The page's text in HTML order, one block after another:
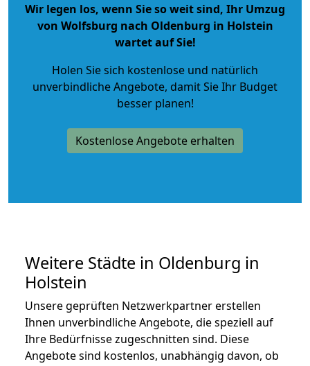
Wir legen los, wenn Sie so weit sind, Ihr Umzug
von Wolfsburg nach Oldenburg in Holstein
wartet auf Sie!
Holen Sie sich kostenlose und natürlich
unverbindliche Angebote, damit Sie Ihr Budget
besser planen!
Kostenlose Angebote erhalten
Weitere Städte in Oldenburg in
Holstein
Unsere geprüften Netzwerkpartner erstellen
Ihnen unverbindliche Angebote, die speziell auf
Ihre Bedürfnisse zugeschnitten sind. Diese
Angebote sind kostenlos, unabhängig davon, ob